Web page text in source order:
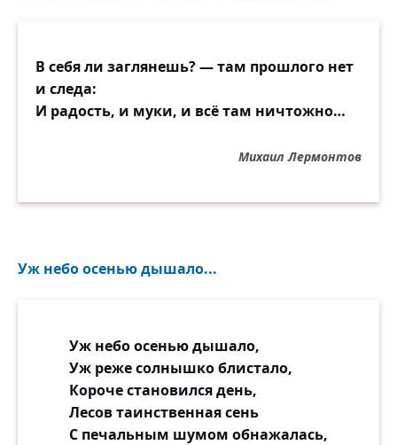
В себя ли заглянешь? — там прошлого нет
и следа:
И радость, и муки, и всё там ничтожно…
Михаил Лермонтов
Уж небо осенью дышало...
Уж небо осенью дышало,
Уж реже солнышко блистало,
Короче становился день,
Лесов таинственная сень
С печальным шумом обнажалась,